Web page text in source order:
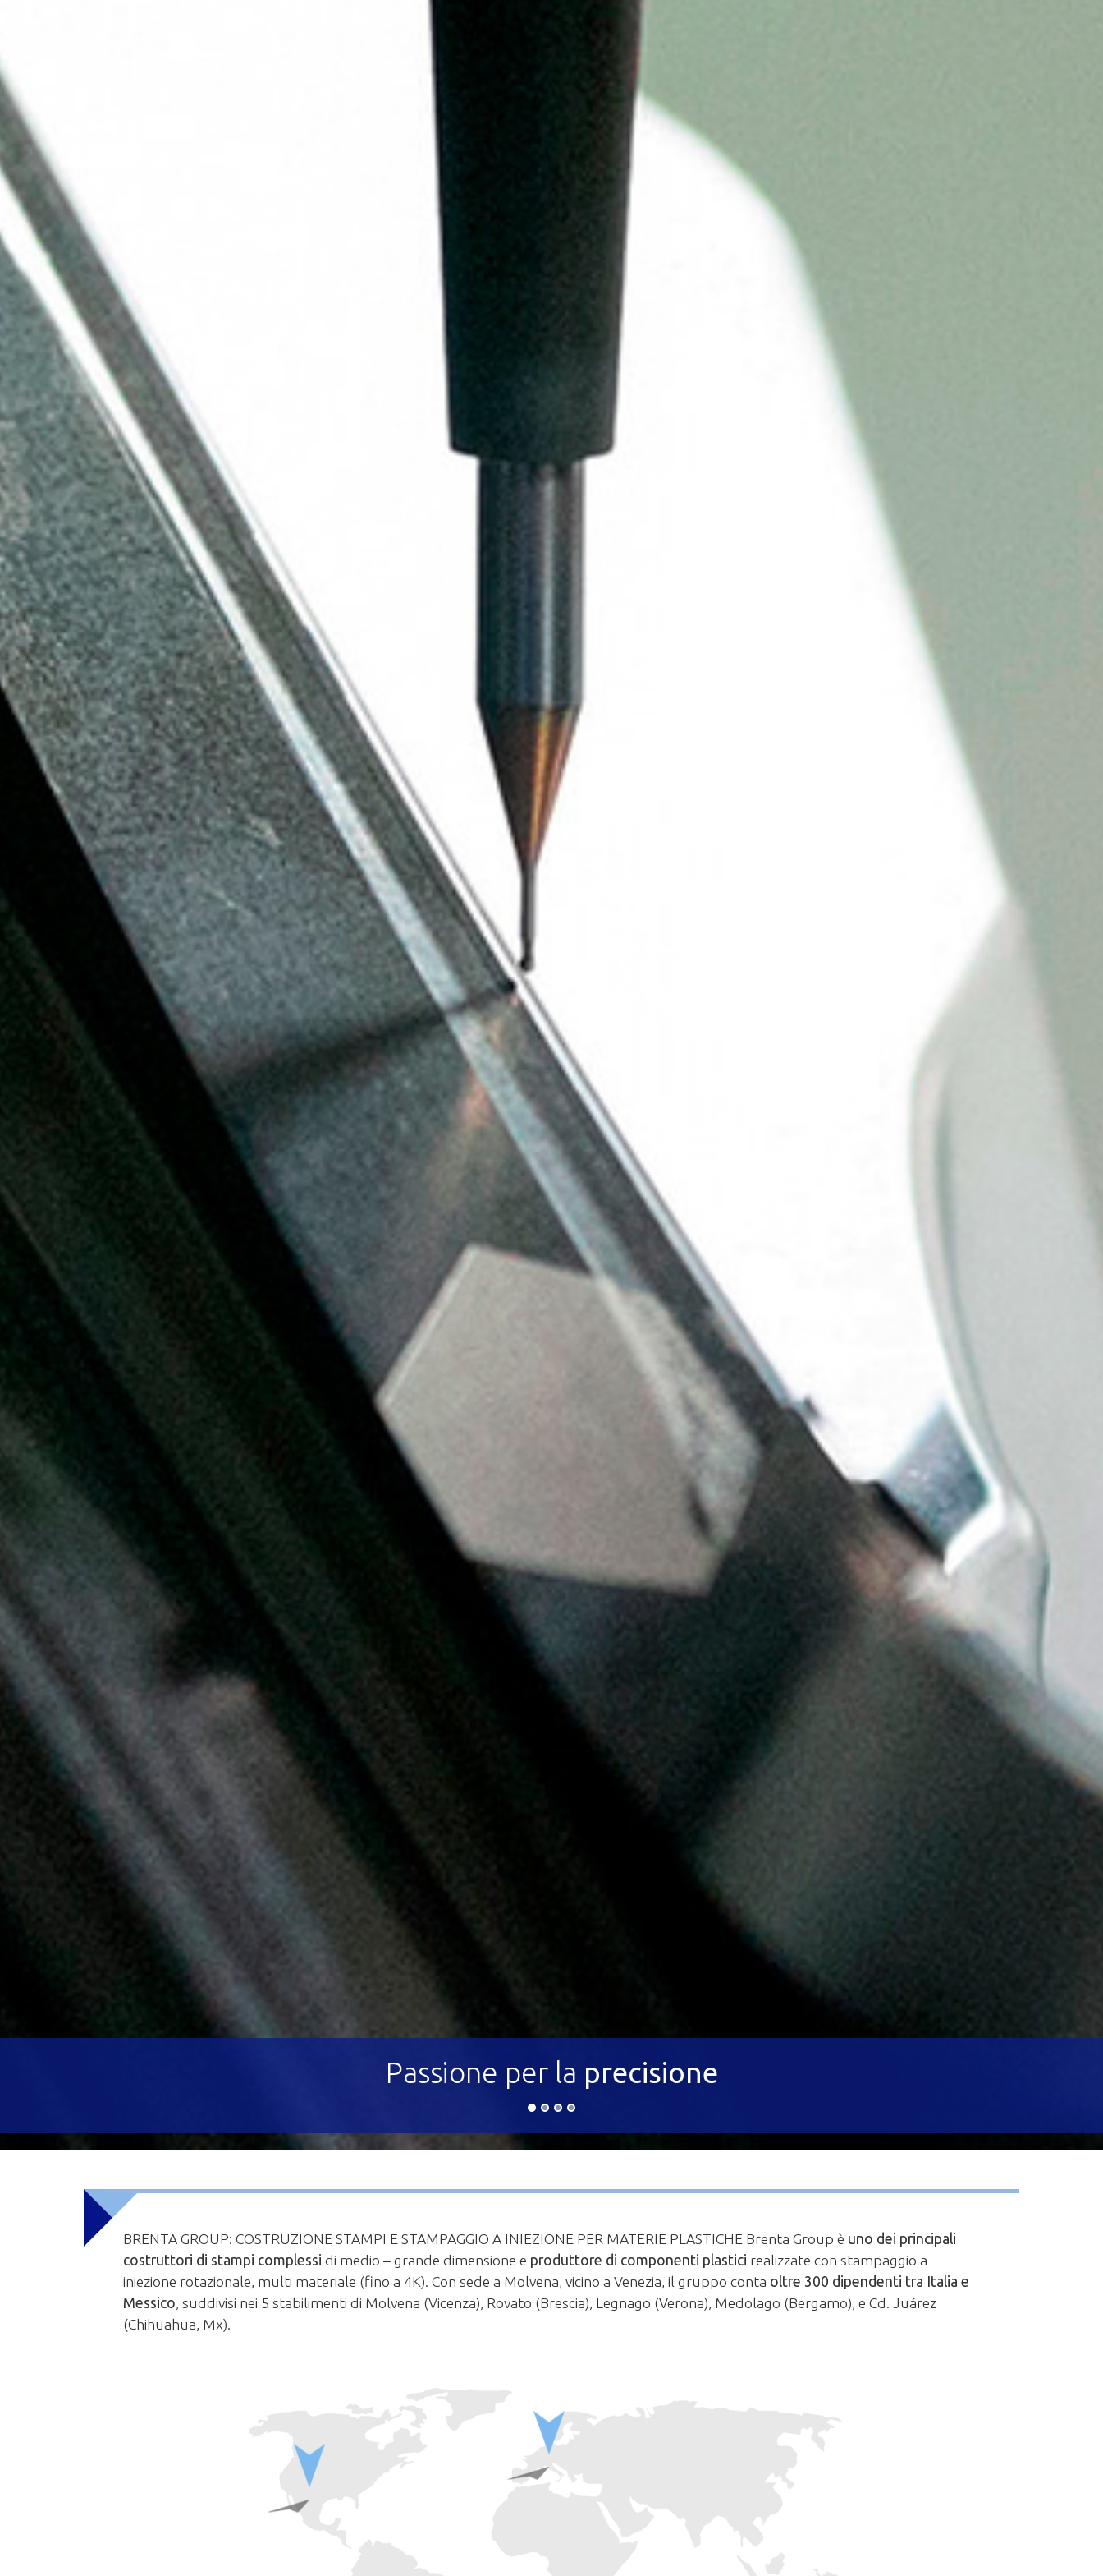
Full service
BRENTA GROUP: COSTRUZIONE STAMPI E STAMPAGGIO A INIEZIONE PER MATERIE PLASTICHE Brenta Group è uno dei principali
costruttori di stampi complessi di medio – grande dimensione e produttore di componenti plastici realizzate con stampaggio a
iniezione rotazionale, multi materiale (fino a 4K). Con sede a Molvena, vicino a Venezia, il gruppo conta oltre 300 dipendenti tra Italia e
Messico , suddivisi nei 5 stabilimenti di Molvena (Vicenza), Rovato (Brescia), Legnago (Verona), Medolago (Bergamo), e Cd. Juárez
(Chihuahua, Mx).